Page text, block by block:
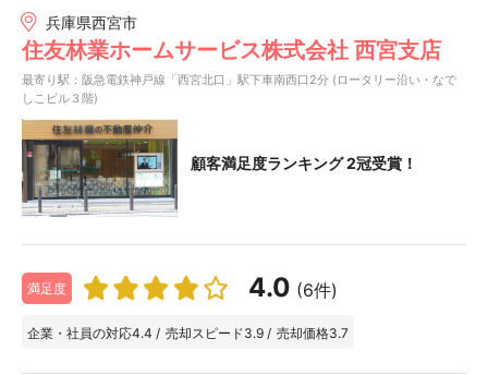
兵庫県西宮市
住友林業ホームサービス株式会社 西宮支店
最寄り駅：阪急電鉄神戸線「西宮北口」駅下車南西口2分 (ロータリー沿い・なで
しこビル３階)
顧客満足度ランキング 2冠受賞！
満足度 4.0 (6件)
企業・社員の対応4.4 / 売却スピード3.9 / 売却価格3.7